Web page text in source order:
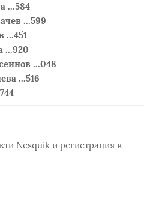
...584
...599
...451
...920
...048
...516
Nesquik и регистрация в